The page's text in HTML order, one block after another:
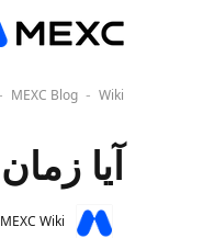
MEXC Blog - Wiki
آیا
MEXC Wiki